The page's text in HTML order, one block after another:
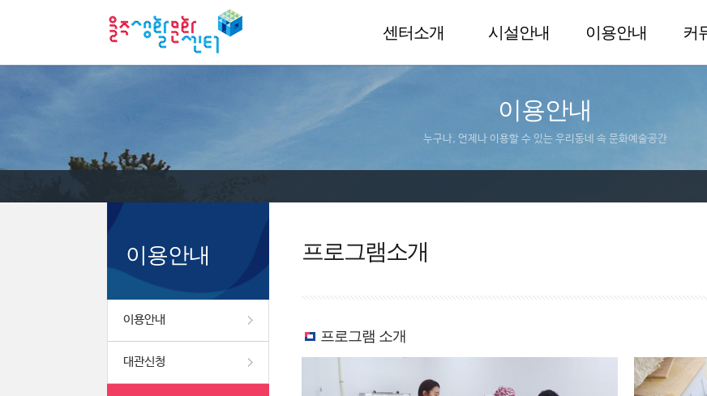
센터소개 시설안내 이용안내 커
이용안내
누구나, 언제나 이용할 수 있는 우리동네 속 문화예술공간
이용안내
이용안내
대관신청
프로그램소개
프로그램 소개